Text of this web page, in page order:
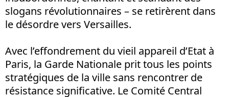
slogans révolutionnaires – se retirèrent dans
le désordre vers Versailles.
Avec l’effondrement du vieil appareil d’Etat à
Paris, la Garde Nationale prit tous les points
stratégiques de la ville sans rencontrer de
résistance significative. Le Comité Central